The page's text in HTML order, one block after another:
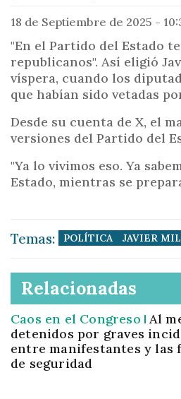
18 de Septiembre de 2025 -
"En el Partido del Estado
republicanos". Así eligió
víspera, cuando los
que habían sido vetadas
Desde su cuenta de X, el
versiones del Partido del
"Ya lo vivimos eso. Ya
Estado, mientras se
Temas: POLÍTICA JAVIER
Relacionadas
Caos en el Congreso Al
detenidos por graves
entre manifestantes y las
de seguridad